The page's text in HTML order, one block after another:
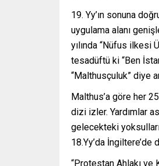
Yy’ın sonuna
uygulama alanı
yılında “Nüfus ilkesi
tesadüftü ki “Ben
“Malthusçuluk” diye
Malthus’a göre her
dizi izler. Yardımlar
gelecekteki
18.Yy’da
“Protestan Ahlakı ve